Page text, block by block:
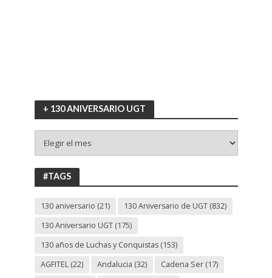
+ 130 ANIVERSARIO UGT
130
ANIVERSARIO
UGT
#TAGS
130 aniversario (21) 130 Aniversario de UGT(832)
130 Aniversario UGT(175)
130 años de Luchas y Conquistas(153)
AGFITEL(22) Andalucia (32) Cadena Ser(17)